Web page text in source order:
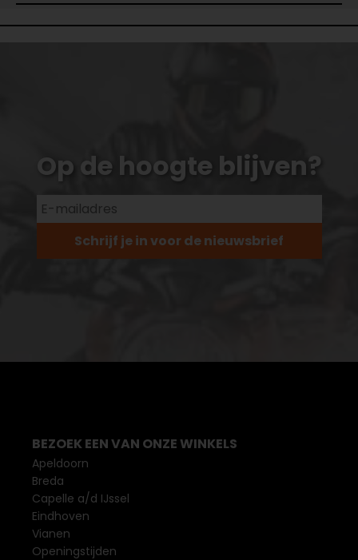
Op de hoogte blijven?
Schrijf je in voor de nieuwsbrief
BEZOEK EEN VAN ONZE WINKELS
Apeldoorn
Breda
Capelle a/d IJssel
Eindhoven
Vianen
Openingstijden